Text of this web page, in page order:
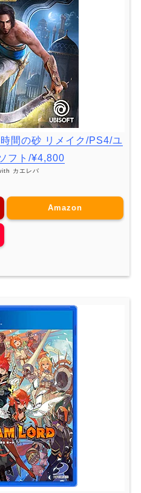
間の砂 リメイク/PS4/ユ
フト/¥4,800
カエレバ
Amazon